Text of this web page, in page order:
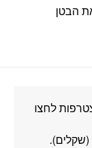
הבטן
לחצו
(שקלים).